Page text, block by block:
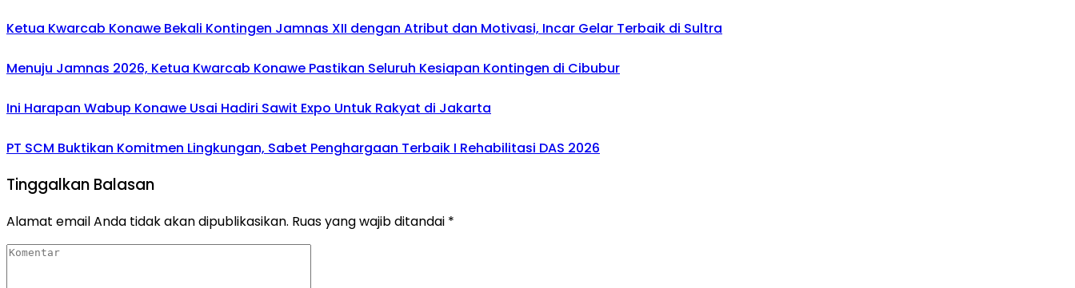
Ketua Kwarcab Konawe Bekali Kontingen Jamnas XII dengan Atribut dan Motivasi, Incar Gelar Terbaik di Sultra
Menuju Jamnas 2026, Ketua Kwarcab Konawe Pastikan Seluruh Kesiapan Kontingen di Cibubur
Ini Harapan Wabup Konawe Usai Hadiri Sawit Expo Untuk Rakyat di Jakarta
PT SCM Buktikan Komitmen Lingkungan, Sabet Penghargaan Terbaik I Rehabilitasi DAS 2026
Tinggalkan Balasan
Alamat email Anda tidak akan dipublikasikan. Ruas yang wajib ditandai *